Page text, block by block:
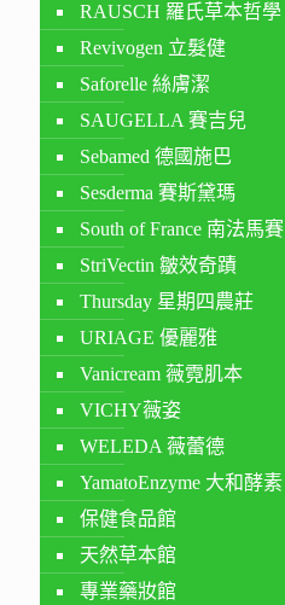
RAUSCH 羅氏草本哲學
Revivogen 立髮健
Saforelle 絲膚潔
SAUGELLA 賽吉兒
Sebamed 德國施巴
Sesderma 賽斯黛瑪
South of France 南法馬賽
StriVectin 皺效奇蹟
Thursday 星期四農莊
URIAGE 優麗雅
Vanicream 薇霓肌本
VICHY薇姿
WELEDA 薇蕾德
YamatoEnzyme 大和酵素
保健食品館
天然草本館
專業藥妝館